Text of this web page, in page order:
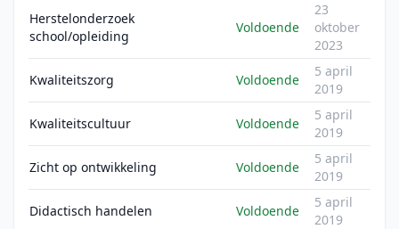
Herstelonderzoek
school/opleiding
Voldoende
23
oktober
2023
Kwaliteitszorg Voldoende
5 april
2019
Kwaliteitscultuur Voldoende
5 april
2019
Zicht op ontwikkeling Voldoende
5 april
2019
Didactisch handelen Voldoende
5 april
2019